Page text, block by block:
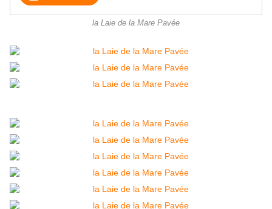
la Laie de la Mare Pavée